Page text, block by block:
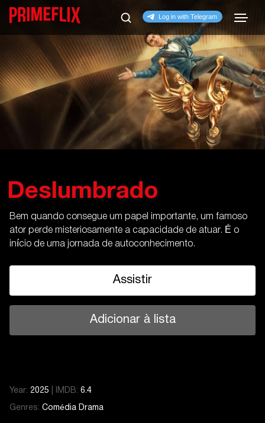
Deslumbrado
Bem quando consegue um papel importante, um famoso
ator perde misteriosamente a capacidade de atuar. É o
início de uma jornada de autoconhecimento.
Assistir
Adicionar à lista
Year: 2025 IMDB: 6.4
Genres: Comédia Drama